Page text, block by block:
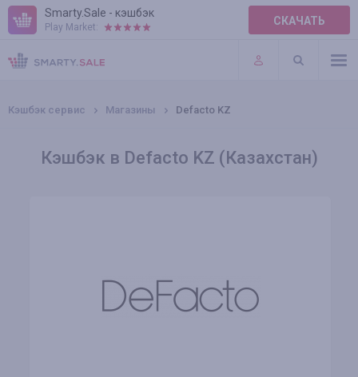
Smarty.Sale - кэшбэк
Play Market: СКАЧАТЬ
ПРАВИЛА
ПЛАГИНЫ
Кэшбэк сервис Магазины Defacto KZ
Кэшбэк в Defacto KZ (Казахстан)